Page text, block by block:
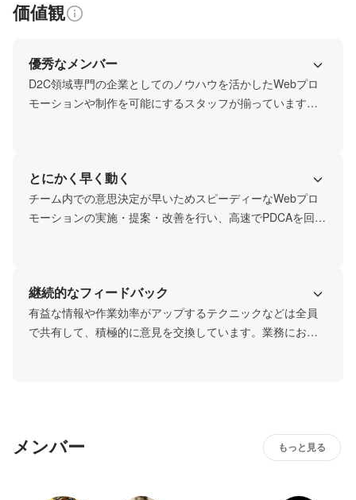
価値観
優秀なメンバー
D2C領域専門の企業としてのノウハウを活かしたWebプロ
モーションや制作を可能にするスタッフが揃っています。
とにかく早く動く
チーム内での意思決定が早いためスピーディーなWebプロ
モーションの実施・提案・改善を行い、高速でPDCAを回す
継続的なフィードバック
有益な情報や作業効率がアップするテクニックなどは全員
で共有して、積極的に意見を交換しています。業務におい
メンバー もっと見る